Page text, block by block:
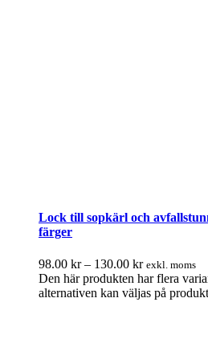
Lock till sopkärl och
färger
98.00 kr– 130.00 kr exkl. moms
Den här produkten har flera
alternativen kan väljas på